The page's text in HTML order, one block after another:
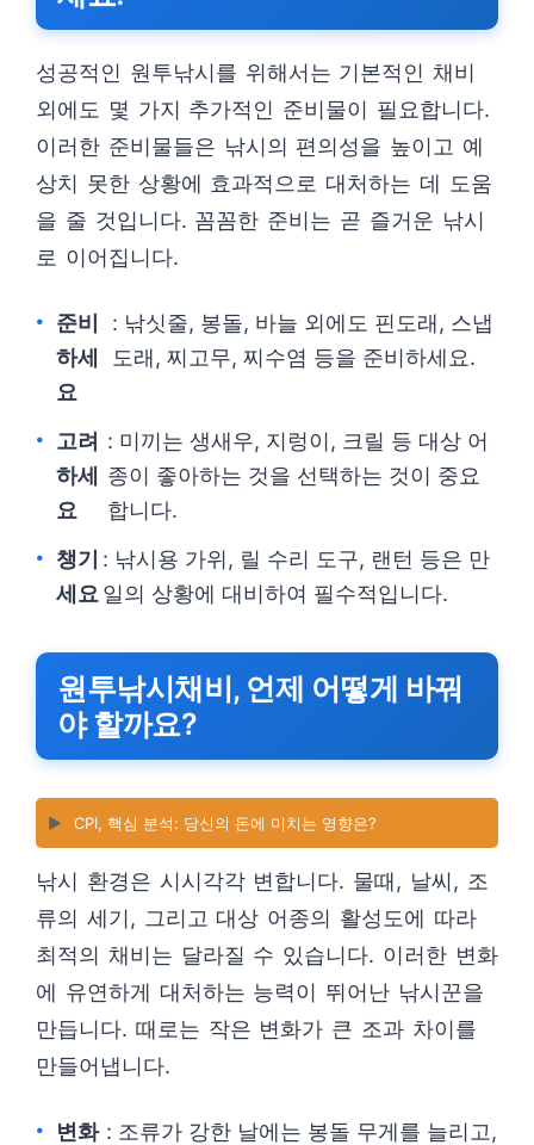
성공적인 원투낚시를 위해서는 기본적인 채비
외에도 몇 가지 추가적인 준비물이 필요합니다.
이러한 준비물들은 낚시의 편의성을 높이고 예
상치 못한 상황에 효과적으로 대처하는 데 도움
을 줄 것입니다. 꼼꼼한 준비는 곧 즐거운 낚시
로 이어집니다.
준비
하세
요
: 낚싯줄, 봉돌, 바늘 외에도 핀도래, 스냅
도래, 찌고무, 찌수염 등을 준비하세요.
고려
하세
요
: 미끼는 생새우, 지렁이, 크릴 등 대상 어
종이 좋아하는 것을 선택하는 것이 중요
합니다.
챙기
세요
: 낚시용 가위, 릴 수리 도구, 랜턴 등은 만
일의 상황에 대비하여 필수적입니다.
원투낚시채비, 언제 어떻게 바꿔
야 할까요?
▶️ CPI, 핵심 분석: 당신의 돈에 미치는 영향은?
낚시 환경은 시시각각 변합니다. 물때, 날씨, 조
류의 세기, 그리고 대상 어종의 활성도에 따라
최적의 채비는 달라질 수 있습니다. 이러한 변화
에 유연하게 대처하는 능력이 뛰어난 낚시꾼을
만듭니다. 때로는 작은 변화가 큰 조과 차이를
만들어냅니다.
변화 : 조류가 강한 날에는 봉돌 무게를 늘리고,